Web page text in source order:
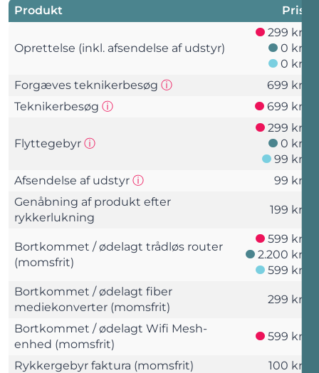
Produkt Pris
Oprettelse (inkl. afsendelse af udstyr)
299 kr.
0 kr.
0 kr.
Forgæves teknikerbesøg ⓘ
699 kr.
Teknikerbesøg ⓘ 699 kr.
Flyttegebyr ⓘ
299 kr.
0 kr.
99 kr.
Afsendelse af udstyr ⓘ
99 kr.
Genåbning af produkt efter
rykkerlukning
199 kr.
Bortkommet / ødelagt trådløs router
(momsfrit)
599 kr.
2.200 kr.
599 kr.
Bortkommet / ødelagt fiber
mediekonverter (momsfrit)
299 kr.
Bortkommet / ødelagt Wifi Mesh-
enhed (momsfrit)
599 kr.
Rykkergebyr faktura (momsfrit)
100 kr.